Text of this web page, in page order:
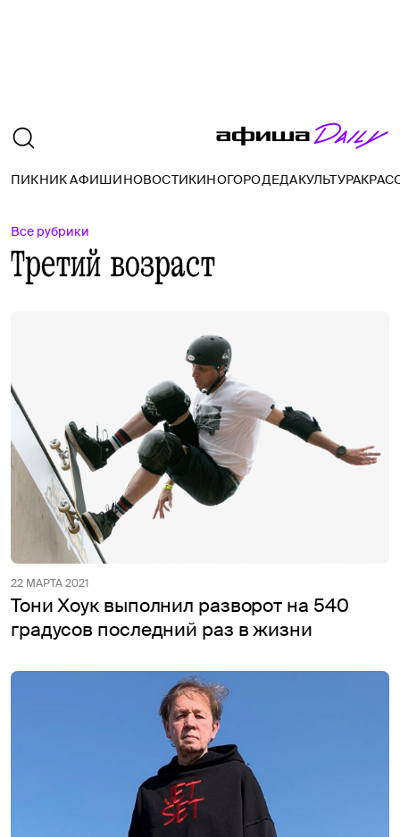
ПИКНИК АФИШИНОВОСТИКИНОГОРОДЕДАКУЛЬТУРА
Все рубрики
Третий возраст
22 МАРТА 2021
Тони Хоук выполнил разворот на 540
градусов последний раз в жизни